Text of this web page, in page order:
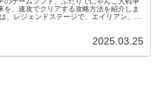
を、速攻でクリアする攻略方法を紹介しま
、レジェンドステージで、エイリアン、浮
ターニャで、速攻クリアできます。2025.03.25